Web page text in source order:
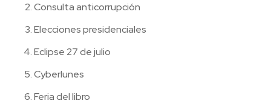
Consulta anticorrupción
Elecciones presidenciales
Eclipse 27 de julio
Cyberlunes
Feria del libro